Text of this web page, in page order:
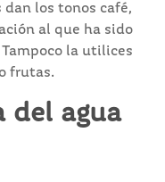
dan los tonos café,
al que ha sido
la utilices
frutas.
del agua